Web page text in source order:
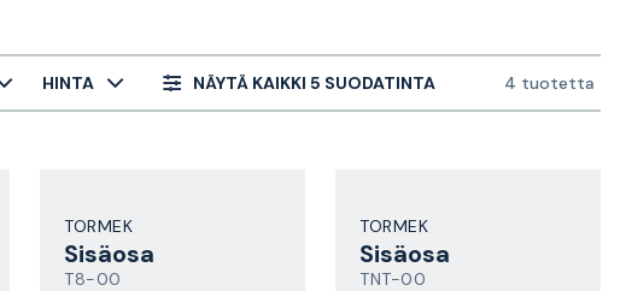
HINTA NÄYTÄ KAIKKI 5 SUODATINTA 4 tuotetta
TORMEK
Sisäosa
T8-00
TORMEK
Sisäosa
TNT-00